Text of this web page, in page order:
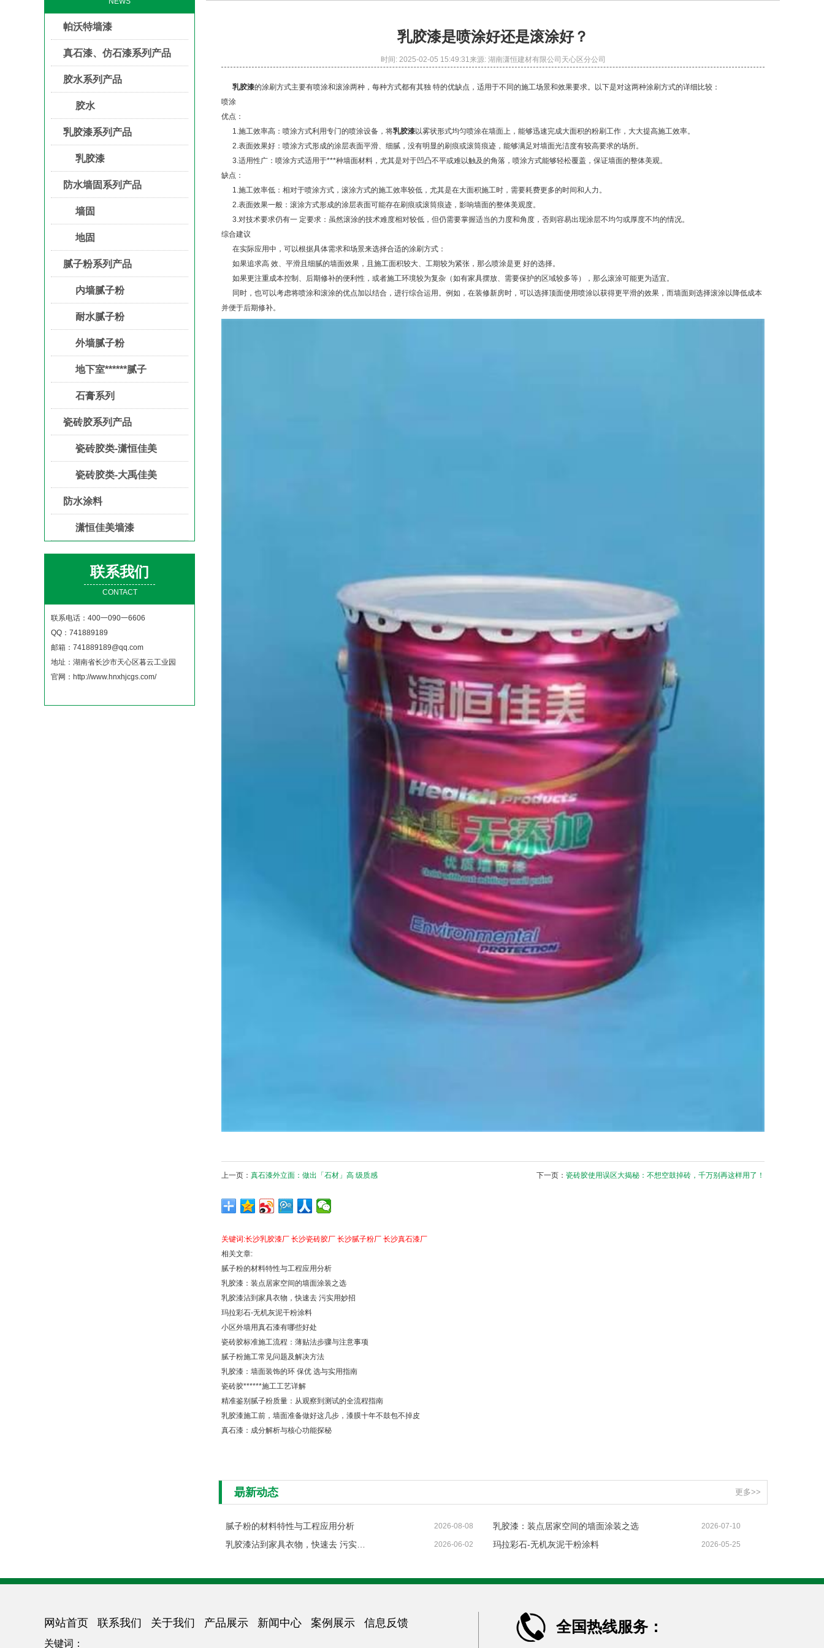
乳胶漆是喷涂好还是滚涂好？
时间: 2025-02-05 15:49:31来源: 湖南潇恒建材有限公司天心区分公司
乳胶漆的涂刷方式主要有喷涂和滚涂两种，每种方式都有其独 特的优缺点，适用于不同的施工场景和效果要求。以下是对这两种涂刷方式的详细比较：
喷涂
优点：
1.施工效率高：喷涂方式利用专门的喷涂设备，将乳胶漆以雾状形式均匀喷涂在墙面上，能够迅速完成大面积的粉刷工作，大大提高施工效率。
2.表面效果好：喷涂方式形成的涂层表面平滑、细腻，没有明显的刷痕或滚筒痕迹，能够满足对墙面光洁度有较高要求的场所。
3.适用性广：喷涂方式适用于***种墙面材料，尤其是对于凹凸不平或难以触及的角落，喷涂方式能够轻松覆盖，保证墙面的整体美观。
缺点：
1.施工效率低：相对于喷涂方式，滚涂方式的施工效率较低，尤其是在大面积施工时，需要耗费更多的时间和人力。
2.表面效果一般：滚涂方式形成的涂层表面可能存在刷痕或滚筒痕迹，影响墙面的整体美观度。
3.对技术要求仍有一 定要求：虽然滚涂的技术难度相对较低，但仍需要掌握适当的力度和角度，否则容易出现涂层不均匀或厚度不均的情况。
综合建议
在实际应用中，可以根据具体需求和场景来选择合适的涂刷方式：
如果追求高 效、平滑且细腻的墙面效果，且施工面积较大、工期较为紧张，那么喷涂是更 好的选择。
如果更注重成本控制、后期修补的便利性，或者施工环境较为复杂（如有家具摆放、需要保护的区域较多等），那么滚涂可能更为适宜。
同时，也可以考虑将喷涂和滚涂的优点加以结合，进行综合运用。例如，在装修新房时，可以选择顶面使用喷涂以获得更平滑的效果，而墙面则选择滚涂以降低成本
并便于后期修补。
上一页： 真石漆外立面：做出「石材」高 级质感 下一页： 瓷砖胶使用误区大揭秘：不想空鼓掉砖，千万别再这样用了！
关键词:长沙乳胶漆厂 长沙瓷砖胶厂 长沙腻子粉厂 长沙真石漆厂
相关文章:
腻子粉的材料特性与工程应用分析
乳胶漆：装点居家空间的墙面涂装之选
乳胶漆沾到家具衣物，快速去 污实用妙招
玛拉彩石-无机灰泥干粉涂料
小区外墙用真石漆有哪些好处
瓷砖胶标准施工流程：薄贴法步骤与注意事项
腻子粉施工常见问题及解决方法
乳胶漆：墙面装饰的环 保优 选与实用指南
瓷砖胶******施工工艺详解
精准鉴别腻子粉质量：从观察到测试的全流程指南
乳胶漆施工前，墙面准备做好这几步，漆膜十年不鼓包不掉皮
真石漆：成分解析与核心功能探秘
朂新动态 更多>>
腻子粉的材料特性与工程应用分析 2026-08-08 乳胶漆：装点居家空间的墙面涂装之选 2026-07-10
2026-06-02 玛拉彩石-无机灰泥干粉涂料 2026-05-25
帕沃特墙漆
真石漆、仿石漆系列产品
胶水系列产品
胶水
乳胶漆系列产品
乳胶漆
防水墙固系列产品
墙固
地固
腻子粉系列产品
内墙腻子粉
耐水腻子粉
外墙腻子粉
地下室******腻子
石膏系列
瓷砖胶系列产品
瓷砖胶类-潇恒佳美
瓷砖胶类-大禹佳美
防水涂料
潇恒佳美墙漆
联系我们
CONTACT
联系电话：400一090一6606
QQ：741889189
邮箱：741889189@qq.com
地址：湖南省长沙市天心区暮云工业园
官网： http://www.hnxhjcgs.com/
全国热线服务：
网站首页 联系我们 关于我们 产品展示 新闻中心 案例展示 信息反馈
关键词：